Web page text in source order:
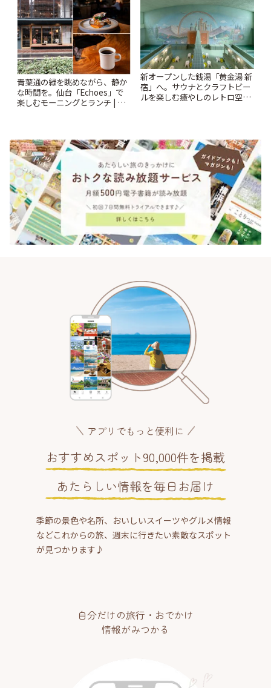
青葉通の緑を眺めながら、静か
な時間を。仙台「Echoes」で
楽しむモーニングとランチ | こ
新オープンした銭湯「黄金湯 新
宿」へ。サウナとクラフトビー
ルを楽しむ癒やしのレトロ空間
アプリでもっと便利に
おすすめスポット90,000件を掲載
あたらしい情報を毎日お届け
季節の景色や名所、おいしいスイーツやグルメ情報
などこれからの旅、週末に行きたい素敵なスポット
が見つかります♪
自分だけの旅行・おでかけ
情報がみつかる